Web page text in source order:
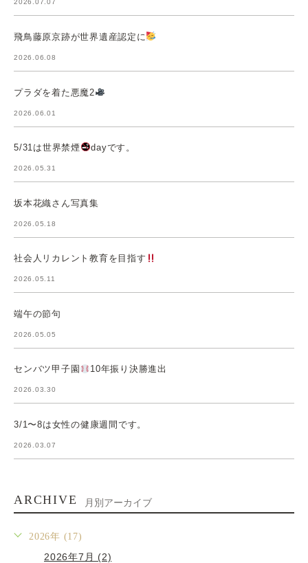
2026.07.07
飛鳥藤原京跡が世界遺産認定に
2026.06.08
プラダを着た悪魔2
2026.06.01
5/31は世界禁煙 dayです。
2026.05.31
坂本花織さん写真集
2026.05.18
社会人リカレント教育を目指す
2026.05.11
端午の節句
2026.05.05
センバツ甲子園 10年振り決勝進出
2026.03.30
3/1〜8は女性の健康週間です。
2026.03.07
ARCHIVE 月別アーカイブ
2026年 (17)
2026年7月 (2)